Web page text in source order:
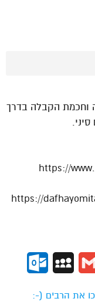
וחכמת הקבלה בדרך
https://
Gmail
MySpace
את הרבים (-: